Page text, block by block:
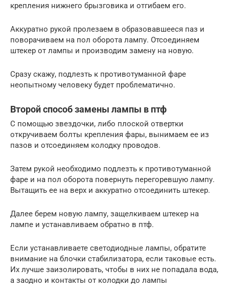
крепления нижнего брызговика и отгибаем его.
Аккуратно рукой пролезаем в образовавшееся паз и
поворачиваем на пол оборота лампу. Отсоединяем
штекер от лампы и производим замену на новую.
Сразу скажу, подлезть к противотуманной фаре
неопытному человеку будет проблематично.
Второй способ замены лампы в птф
С помощью звездочки, либо плоской отвертки
откручиваем болты крепления фары, вынимаем ее из
пазов и отсоединяем колодку проводов.
Затем рукой необходимо подлезть к противотуманной
фаре и на пол оборота повернуть перегоревшую лампу.
Вытащить ее на верх и аккуратно отсоединить штекер.
Далее берем новую лампу, защелкиваем штекер на
лампе и устанавливаем обратно в птф.
Если устанавливаете светодиодные лампы, обратите
внимание на блочки стабилизатора, если таковые есть.
Их лучше заизолировать, чтобы в них не попадала вода,
а заодно и контакты от колодки до лампы